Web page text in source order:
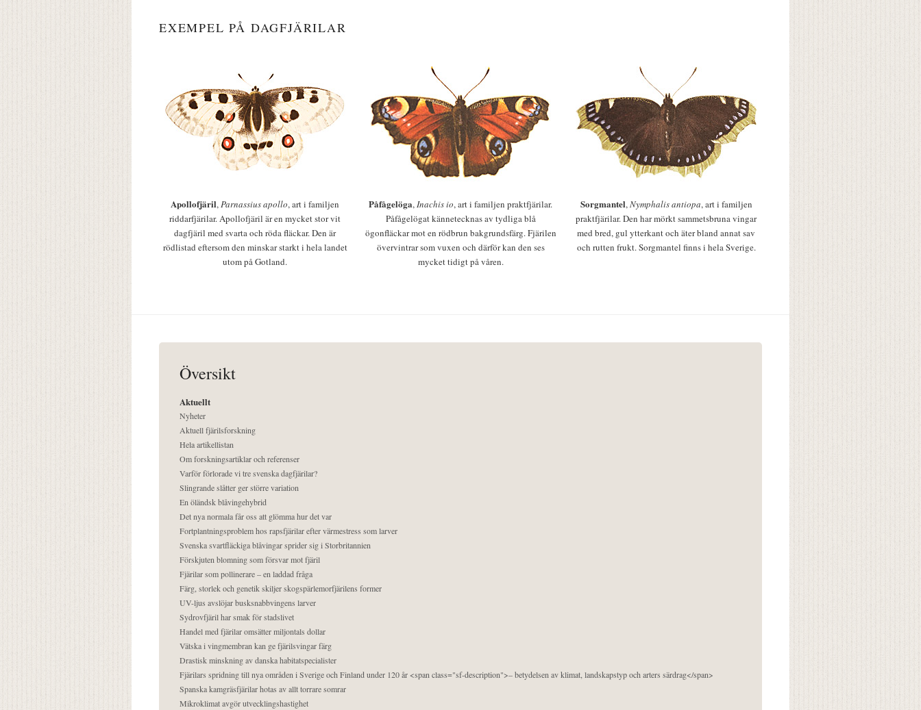
EXEMPEL PÅ DAGFJÄRILAR
Apollofjäril,Parnassius apollo, art i familjen
riddarfjärilar. Apollofjäril är en mycket stor vit
dagfjäril med svarta och röda fläckar. Den är
rödlistad eftersom den minskar starkt i hela landet
utom på Gotland.
Påfågelöga,Inachis io, art i familjen praktfjärilar.
Påfågelögat kännetecknas av tydliga blå
ögonfläckar mot en rödbrun bakgrundsfärg. Fjärilen
övervintrar som vuxen och därför kan den ses
mycket tidigt på våren.
Sorgmantel,Nymphalis antiopa, art i familjen
praktfjärilar. Den har mörkt sammetsbruna vingar
med bred, gul ytterkant och äter bland annat sav
och rutten frukt. Sorgmantel finns i hela Sverige.
Översikt
Aktuellt
Nyheter
Aktuell fjärilsforskning
Hela artikellistan
Om forskningsartiklar och referenser
Varför förlorade vi tre svenska dagfjärilar?
Slingrande slåtter ger större variation
En öländsk blåvingehybrid
Det nya normala får oss att glömma hur det var
Fortplantningsproblem hos rapsfjärilar efter värmestress som larver
Svenska svartfläckiga blåvingar sprider sig i Storbritannien
Förskjuten blomning som försvar mot fjäril
Fjärilar som pollinerare – en laddad fråga
Färg, storlek och genetik skiljer skogspärlemorfjärilens former
UV-ljus avslöjar busksnabbvingens larver
Sydrovfjäril har smak för stadslivet
Handel med fjärilar omsätter miljontals dollar
Vätska i vingmembran kan ge fjärilsvingar färg
Drastisk minskning av danska habitatspecialister
Fjärilars spridning till nya områden i Sverige och Finland under 120 år <span class="sf-description">– betydelsen av klimat, landskapstyp och arters särdrag</span>
Spanska kamgräsfjärilar hotas av allt torrare somrar
Mikroklimat avgör utvecklingshastighet